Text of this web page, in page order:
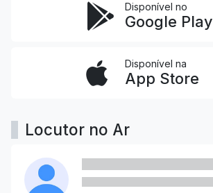
Disponível no
Google Play
Disponível na
App Store
Locutor no Ar